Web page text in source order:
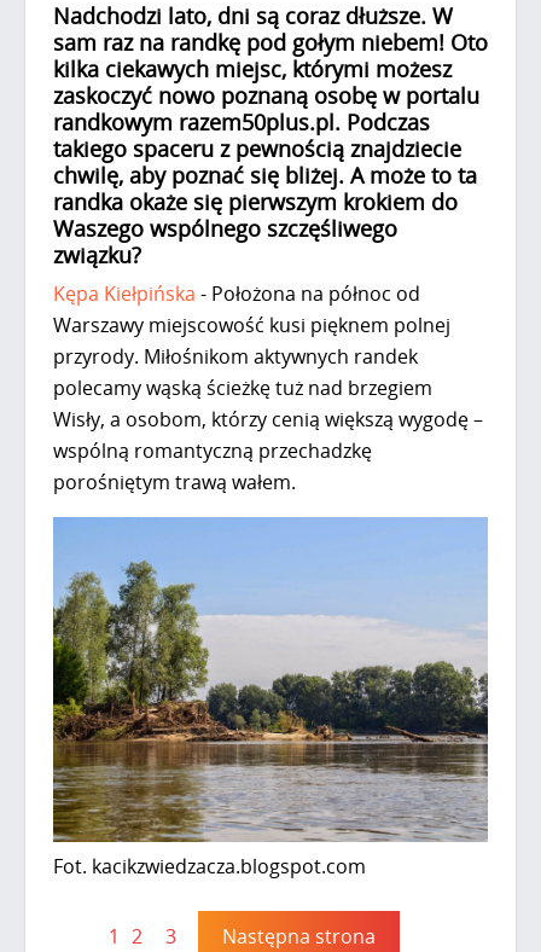
Nadchodzi lato, dni są coraz dłuższe. W
sam raz na randkę pod gołym niebem! Oto
kilka ciekawych miejsc, którymi możesz
zaskoczyć nowo poznaną osobę w portalu
randkowym razem50plus.pl. Podczas
takiego spaceru z pewnością znajdziecie
chwilę, aby poznać się bliżej. A może to ta
randka okaże się pierwszym krokiem do
Waszego wspólnego szczęśliwego
związku?
Kępa Kiełpińska - Położona na północ od
Warszawy miejscowość kusi pięknem polnej
przyrody. Miłośnikom aktywnych randek
polecamy wąską ścieżkę tuż nad brzegiem
Wisły, a osobom, którzy cenią większą wygodę –
wspólną romantyczną przechadzkę
porośniętym trawą wałem.
Fot. kacikzwiedzacza.blogspot.com
1 2 3 Następna strona